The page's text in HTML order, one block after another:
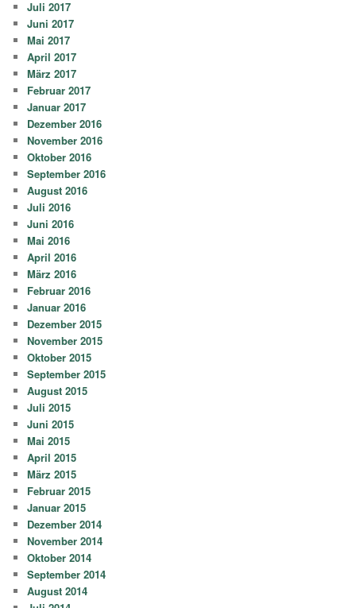
Juli 2017
Juni 2017
Mai 2017
April 2017
März 2017
Februar 2017
Januar 2017
Dezember 2016
November 2016
Oktober 2016
September 2016
August 2016
Juli 2016
Juni 2016
Mai 2016
April 2016
März 2016
Februar 2016
Januar 2016
Dezember 2015
November 2015
Oktober 2015
September 2015
August 2015
Juli 2015
Juni 2015
Mai 2015
April 2015
März 2015
Februar 2015
Januar 2015
Dezember 2014
November 2014
Oktober 2014
September 2014
August 2014